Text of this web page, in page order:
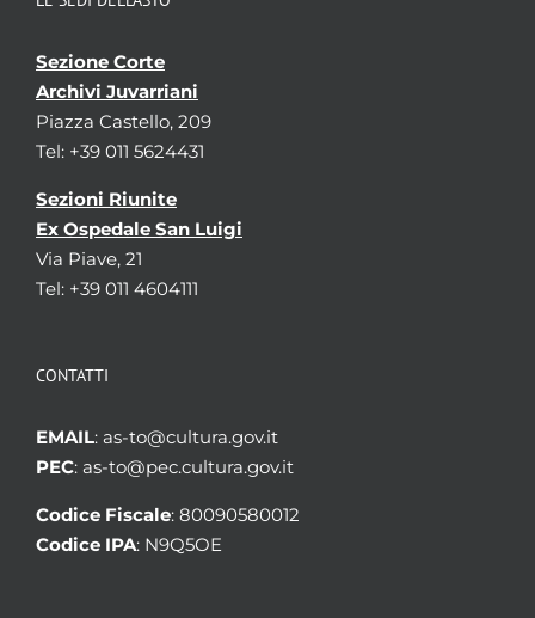
Sezione Corte
Archivi Juvarriani
Piazza Castello, 209
Tel: +39 011 5624431
Sezioni Riunite
Ex Ospedale San Luigi
Via Piave, 21
Tel: +39 011 4604111
CONTATTI
EMAIL: as-to@cultura.gov.it
PEC: as-to@pec.cultura.gov.it
Codice Fiscale: 80090580012
Codice IPA: N9Q5OE